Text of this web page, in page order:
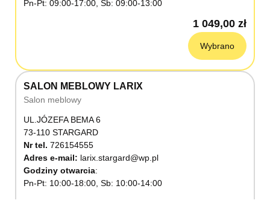
Pn-Pt: 09:00-17:00, Sb: 09:00-13:00
1 049,00 zł
Wybrano
SALON MEBLOWY LARIX
Salon meblowy
UL.JÓZEFA BEMA 6
73-110 STARGARD
Nr tel. 726154555
Adres e-mail: larix.stargard@wp.pl
Godziny otwarcia
Pn-Pt: 10:00-18:00, Sb: 10:00-14:00